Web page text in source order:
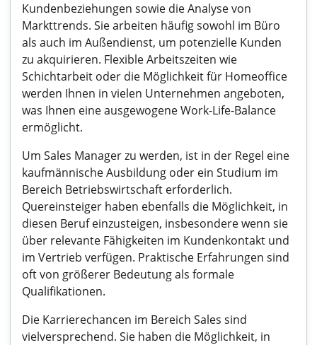
Kundenbeziehungen sowie die Analyse von
Markttrends. Sie arbeiten häufig sowohl im Büro
als auch im Außendienst, um potenzielle Kunden
zu akquirieren. Flexible Arbeitszeiten wie
Schichtarbeit oder die Möglichkeit für Homeoffice
werden Ihnen in vielen Unternehmen angeboten,
was Ihnen eine ausgewogene Work-Life-Balance
ermöglicht.
Um Sales Manager zu werden, ist in der Regel eine
kaufmännische Ausbildung oder ein Studium im
Bereich Betriebswirtschaft erforderlich.
Quereinsteiger haben ebenfalls die Möglichkeit, in
diesen Beruf einzusteigen, insbesondere wenn sie
über relevante Fähigkeiten im Kundenkontakt und
im Vertrieb verfügen. Praktische Erfahrungen sind
oft von größerer Bedeutung als formale
Qualifikationen.
Die Karrierechancen im Bereich Sales sind
vielversprechend. Sie haben die Möglichkeit, in